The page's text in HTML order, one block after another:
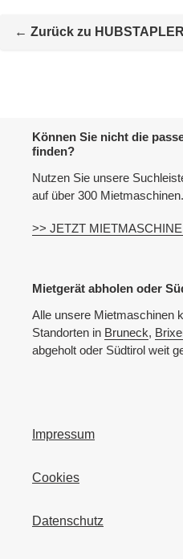
wird
← Zurück zu HUBSTAPLER
Können Sie nicht die
finden?
Nutzen Sie unsere
auf über 300 Mietmaschinen.
>> JETZT
Mietgerät abholen oder
Alle unsere Mietmaschinen
Standorten in Bruneck,
abgeholt oder Südtirol weit
Impressum
Cookies
Datenschutz